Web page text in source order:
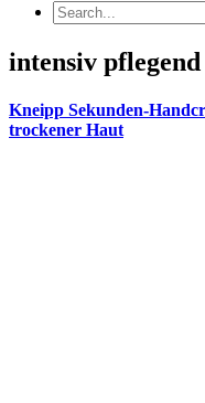
intensiv pflegend
Kneipp Sekunden-
trockener Haut